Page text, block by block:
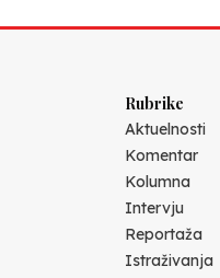
Rubrike
Aktuelnosti
Komentar
Kolumna
Intervju
Reportaža
Istraživanja